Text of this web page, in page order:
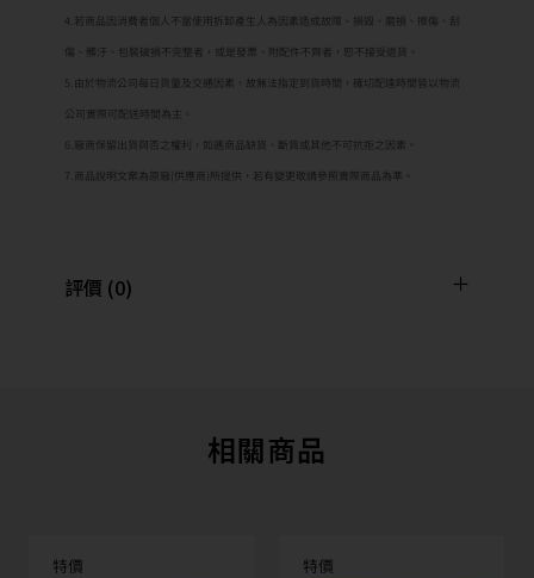
4.若商品因消費者個人不當使用拆卸產生人為因素造成故障、損毀、磨損、擦傷、刮
傷、髒汙、包裝破損不完整者，或是發票、附配件不齊者，恕不接受退貨。
5.由於物流公司每日貨量及交通因素，故無法指定到貨時間，確切配達時間皆以物流
公司實際可配送時間為主。
6.廠商保留出貨與否之權利，如遇商品缺貨、斷貨或其他不可抗拒之因素。
7.商品說明文案為原廠(供應商)所提供，若有變更敬請參照實際商品為準。
評價 (0)
相關商品
特價 特價